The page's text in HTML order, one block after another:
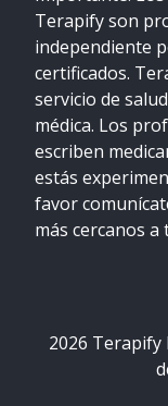
Terapify son
independiente
certificados.
servicio de
médica. Los
escriben
estás
favor
más cercanos a
2026 Terapify